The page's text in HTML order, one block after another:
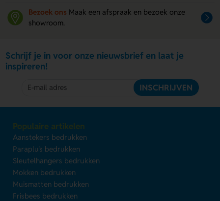
Bezoek ons Maak een afspraak en bezoek onze
showroom.
Schrijf je in voor onze nieuwsbrief en laat je
inspireren!
INSCHRIJVEN
Populaire artikelen
Aanstekers bedrukken
Paraplu's bedrukken
Sleutelhangers bedrukken
Mokken bedrukken
Muismatten bedrukken
Frisbees bedrukken